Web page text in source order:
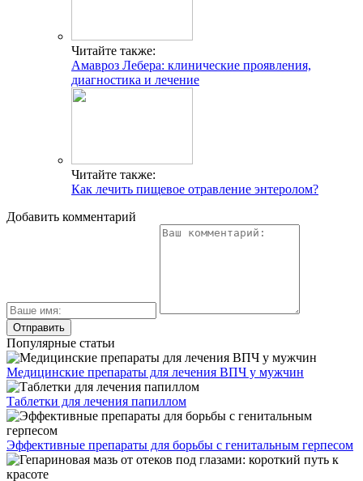
Читайте также:
Амавроз Лебера: клинические проявления,
диагностика и лечение
Читайте также:
Как лечить пищевое отравление энтеролом?
Добавить комментарий
Популярные статьи
Медицинские препараты для лечения ВПЧ у мужчин
Таблетки для лечения папиллом
Эффективные препараты для борьбы с генитальным герпесом